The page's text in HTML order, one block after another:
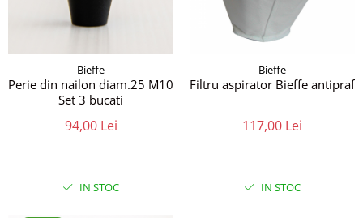
Bieffe
Perie din nailon diam.25 M10
Set 3 bucati
94,00 Lei
IN STOC
Bieffe
Filtru aspirator Bieffe antipraf
117,00 Lei
IN STOC